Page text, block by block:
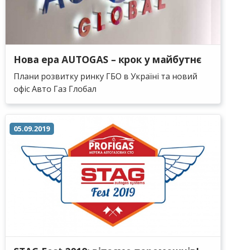
Нова ера AUTOGAS – крок у майбутнє
Плани розвитку ринку ГБО в Україні та новий
офіс Авто Газ Глобал
05.09.2019